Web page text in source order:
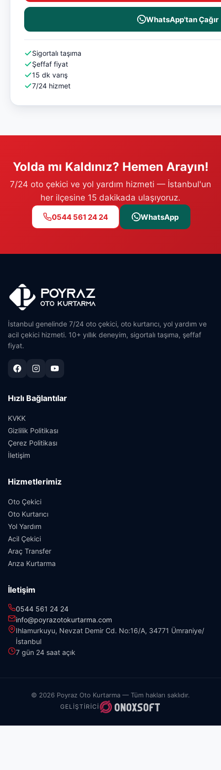
WhatsApp'tan Çağır
Sigortalı taşıma
Şeffaf fiyat
15 dk varış
7/24 hizmet
Yolda mı Kaldınız? Hemen Arayın!
7/24 oto çekici ve yol yardım hizmeti — İstanbul'un
her ilçesine 15 dakikada ulaşıyoruz.
0544 561 24 24 WhatsApp
İstanbul genelinde 7/24 oto çekici, oto kurtarıcı, yol yardım ve
acil çekici hizmeti. 10+ yıllık deneyim, sigortalı taşıma, şeffaf
fiyat.
Hızlı Bağlantılar
KVKK
Gizlilik Politikası
Çerez Politikası
İletişim
Hizmetlerimiz
Oto Çekici
Oto Kurtarıcı
Yol Yardım
Acil Çekici
Araç Transfer
Arıza Kurtarma
İletişim
0544 561 24 24
info@poyrazotokurtarma.com
Ihlamurkuyu, Nevzat Demir Cd. No:16/A, 34771 Ümraniye/
İstanbul
7 gün 24 saat açık
© 2026 Poyraz Oto Kurtarma — Tüm hakları saklıdır.
GELIŞTIRICI